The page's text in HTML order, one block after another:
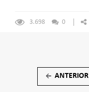
3.698 0
Navegação
← ANTERIOR